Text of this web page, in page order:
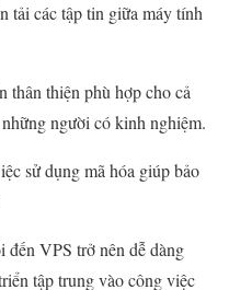
tải các tập tin giữa máy tính
thân thiện phù hợp cho cả
người có kinh nghiệm.
sử dụng mã hóa giúp bảo
VPS trở nên dễ dàng
tập trung vào công việc